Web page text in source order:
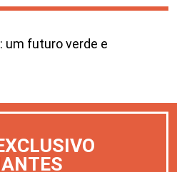
futuro verde e